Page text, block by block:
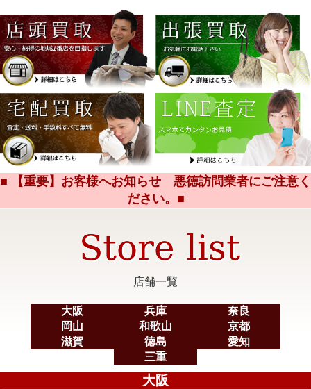
■ 【重要】お客様へお知らせ 悪徳訪問業者にご注意く
ださい。■
店舗一覧
大阪 兵庫
奈良
岡山
和歌山
京都
滋賀
徳島
愛知
三重
大阪